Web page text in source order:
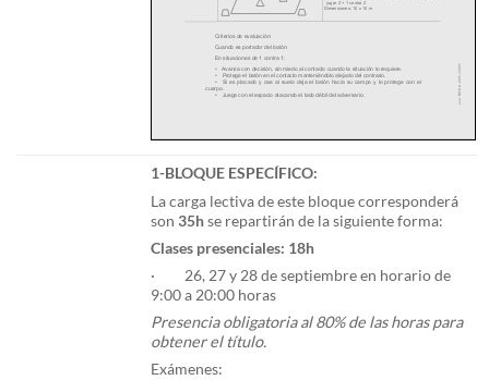
1-BLOQUE ESPECÍFICO:
La carga lectiva de este bloque corresponderá
son35hse repartirán de la siguiente forma:
Clases presenciales: 18h
· 26, 27 y 28 de septiembre en horario de
9:00 a 20:00 horas
Presencia obligatoria al 80% de las horas para
obtener el título.
Exámenes: